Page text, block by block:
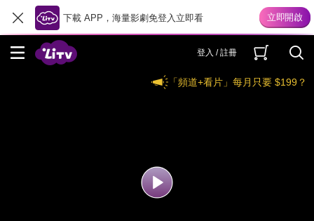
下載 APP，海量影劇免登入立即看
登入 / 註冊
「頻道+看片」每月只要 $199？